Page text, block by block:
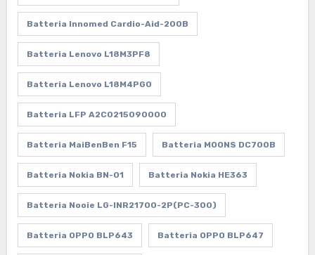
Batteria Innomed Cardio-Aid-200B
Batteria Lenovo L18M3PF8
Batteria Lenovo L18M4PG0
Batteria LFP A2C0215090000
Batteria MaiBenBen F15 Batteria MOONS DC700B
Batteria Nokia BN-01 Batteria Nokia HE363
Batteria Nooie LG-INR21700-2P(PC-300)
Batteria OPPO BLP643 Batteria OPPO BLP647